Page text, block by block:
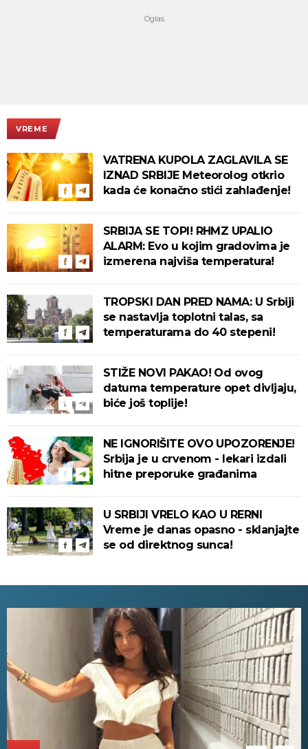
VREME
VATRENA KUPOLA ZAGLAVILA SE
IZNAD SRBIJE Meteorolog otkrio
kada će konačno stići zahlađenje!
SRBIJA SE TOPI! RHMZ UPALIO
ALARM: Evo u kojim gradovima je
izmerena najviša temperatura!
TROPSKI DAN PRED NAMA: U Srbiji
se nastavlja toplotni talas, sa
temperaturama do 40 stepeni!
STIŽE NOVI PAKAO! Od ovog
datuma temperature opet divljaju,
biće još toplije!
NE IGNORIŠITE OVO UPOZORENJE!
Srbija je u crvenom - lekari izdali
hitne preporuke građanima
U SRBIJI VRELO KAO U RERNI
Vreme je danas opasno - sklanjajte
se od direktnog sunca!